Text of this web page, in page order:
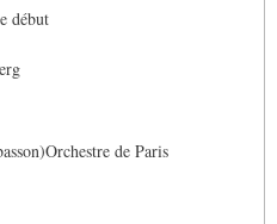
début
de Paris